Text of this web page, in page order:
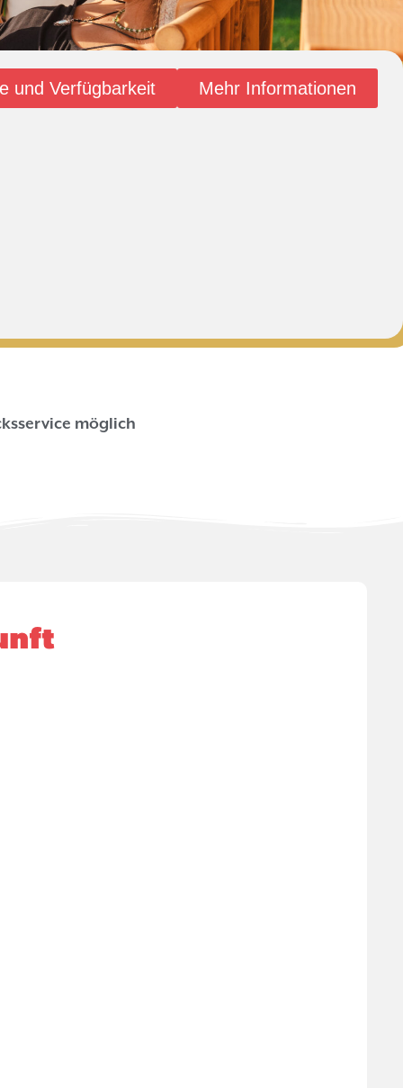
und Verfügbarkeit Mehr Informationen
möglich